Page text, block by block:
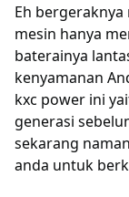
Eh
mesin hanya
baterainya
kenyamanan
kxc power ini
generasi
sekarang
anda untuk